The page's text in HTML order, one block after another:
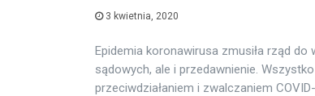
3 kwietnia, 2020
Epidemia koronawirusa zmusiła rząd
sądowych, ale i przedawnienie.
przeciwdziałaniem i zwalczaniem